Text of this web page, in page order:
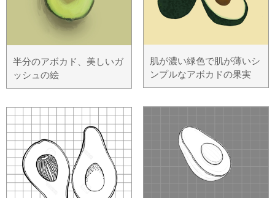
半分のアボカド、美しいガ
ッシュの絵
肌が濃い緑色で肌が薄いシ
ンプルなアボカドの果実